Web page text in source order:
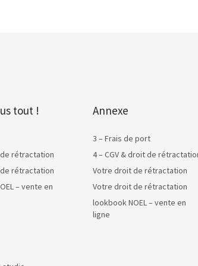
tout !
rétractation
rétractation
– vente en
Annexe
3 – Frais de port
4 – CGV & droit de
Votre droit de rétractation
Votre droit de rétractation
lookbook NOEL – vente en
ligne